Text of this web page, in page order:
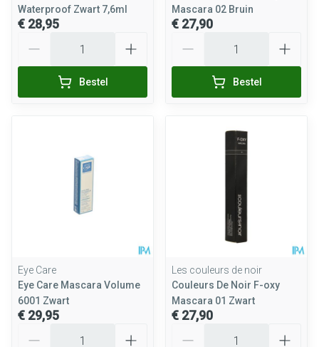
Waterproof Zwart 7,6ml
€ 28,95
Bestel
Mascara 02 Bruin
€ 27,90
Bestel
Eye Care
Eye Care Mascara Volume
6001 Zwart
€ 29,95
Les couleurs de noir
Couleurs De Noir F-oxy
Mascara 01 Zwart
€ 27,90